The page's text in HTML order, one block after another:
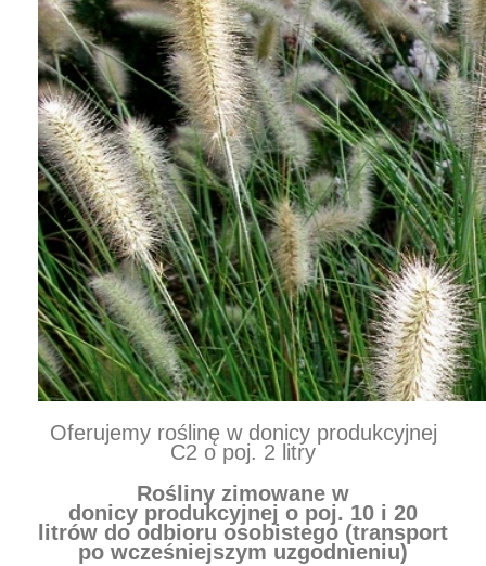
Oferujemy roślinę w donicy produkcyjnej
C2 o poj. 2 litry
Rośliny zimowane w
donicy produkcyjnej o poj. 10 i 20
litrów do odbioru osobistego (transport
po wcześniejszym uzgodnieniu)